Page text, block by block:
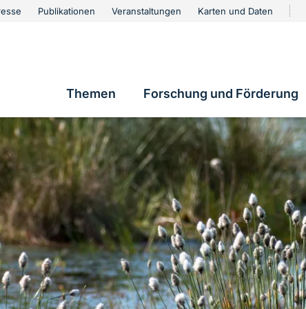
Publikationen Veranstaltungen Karten und Daten
Hauptnavigation
Themen Forschung und Förderung